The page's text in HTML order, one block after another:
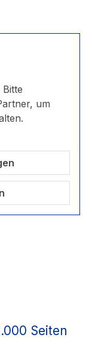
um
Seiten